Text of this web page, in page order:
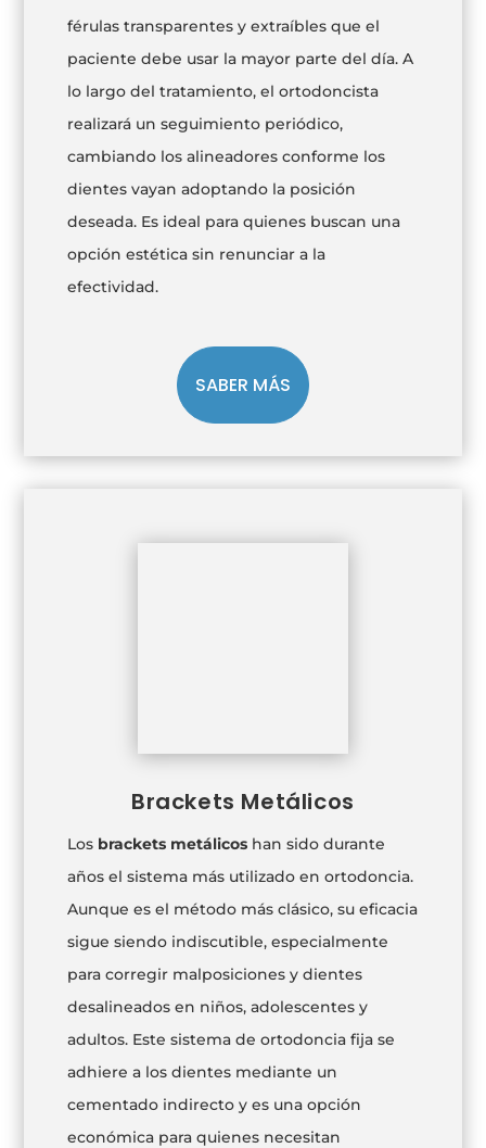
férulas transparentes y extraíbles que el
paciente debe usar la mayor parte del día. A
lo largo del tratamiento, el ortodoncista
realizará un seguimiento periódico,
cambiando los alineadores conforme los
dientes vayan adoptando la posición
deseada. Es ideal para quienes buscan una
opción estética sin renunciar a la
efectividad.
SABER MÁS
Brackets Metálicos
Los brackets metálicos han sido durante
años el sistema más utilizado en ortodoncia.
Aunque es el método más clásico, su eficacia
sigue siendo indiscutible, especialmente
para corregir malposiciones y dientes
desalineados en niños, adolescentes y
adultos. Este sistema de ortodoncia fija se
adhiere a los dientes mediante un
cementado indirecto y es una opción
económica para quienes necesitan